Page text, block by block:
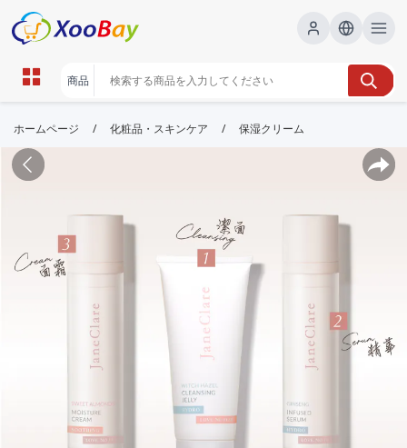
ホームページ / 化粧品・スキンケア / 保湿クリーム